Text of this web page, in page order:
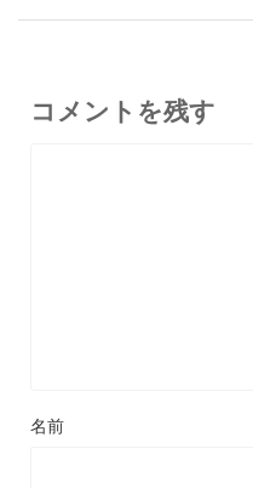
コメントを残す
名前